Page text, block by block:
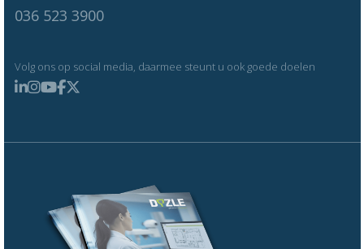
036 523 3900
Volg ons op social media, daarmee steunt u ook goede doelen